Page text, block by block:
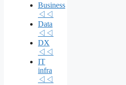
Business
◁◁
Data
◁◁
DX
◁◁
IT
infra
◁◁